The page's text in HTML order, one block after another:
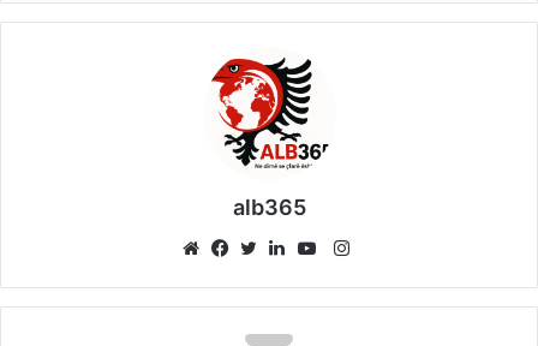
alb365
Instagram